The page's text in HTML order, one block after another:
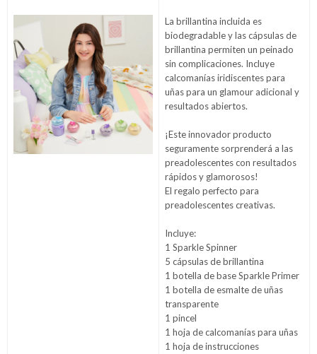
La brillantina incluida es
biodegradable y las cápsulas de
brillantina permiten un peinado
sin complicaciones. Incluye
calcomanías iridiscentes para
uñas para un glamour adicional y
resultados abiertos.
¡Este innovador producto
seguramente sorprenderá a las
preadolescentes con resultados
rápidos y glamorosos!
El regalo perfecto para
preadolescentes creativas.
Incluye:
1 Sparkle Spinner
5 cápsulas de brillantina
1 botella de base Sparkle Primer
1 botella de esmalte de uñas
transparente
1 pincel
1 hoja de calcomanías para uñas
1 hoja de instrucciones